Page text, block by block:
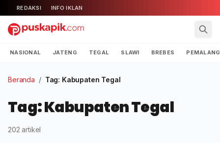
REDAKSI INFO IKLAN
NASIONAL JATENG TEGAL SLAWI BREBES PEMALANG
Beranda / Tag: Kabupaten Tegal
Tag: Kabupaten Tegal
202 artikel